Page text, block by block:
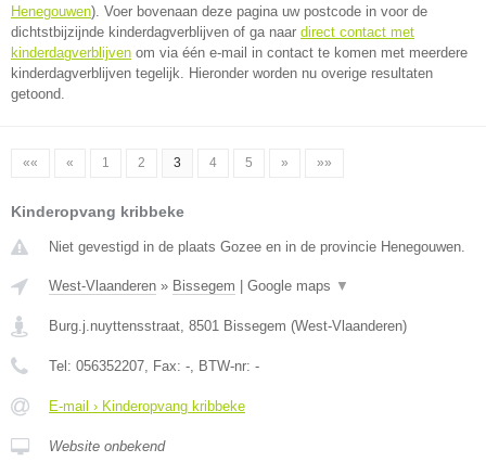
Henegouwen). Voer bovenaan deze pagina uw postcode in voor de
dichtstbijzijnde kinderdagverblijven of ga naar direct contact met
kinderdagverblijven om via één e-mail in contact te komen met meerdere
kinderdagverblijven tegelijk. Hieronder worden nu overige resultaten
getoond.
«« « 1 2 3 4 5 » »»
Kinderopvang kribbeke
Niet gevestigd in de plaats Gozee en in de provincie Henegouwen.
West-Vlaanderen » Bissegem Google maps ▼
Burg.j.nuyttensstraat, 8501 Bissegem (West-Vlaanderen)
Tel: 056352207, Fax: -, BTW-nr: -
E-mail › Kinderopvang kribbeke
Website onbekend